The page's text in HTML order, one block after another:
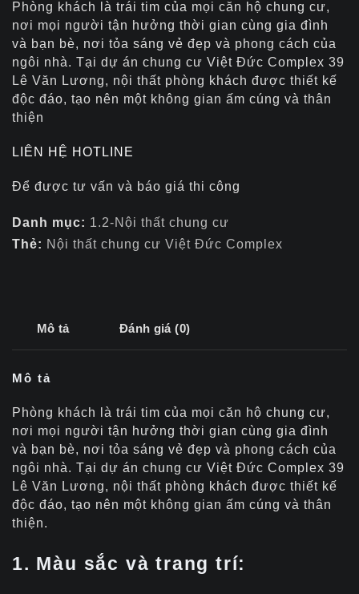
Phòng khách là trái tim của mọi căn hộ chung cư,
nơi mọi người tận hưởng thời gian cùng gia đình
và bạn bè, nơi tỏa sáng vẻ đẹp và phong cách của
ngôi nhà. Tại dự án chung cư Việt Đức Complex 39
Lê Văn Lương, nội thất phòng khách được thiết kế
độc đáo, tạo nên một không gian ấm cúng và thân
thiện
LIÊN HỆ HOTLINE
Để được tư vấn và báo giá thi công
Danh mục: 1.2-Nội thất chung cư
Thẻ: Nội thất chung cư Việt Đức Complex
Mô tả Đánh giá (0)
Mô tả
Phòng khách là trái tim của mọi căn hộ chung cư,
nơi mọi người tận hưởng thời gian cùng gia đình
và bạn bè, nơi tỏa sáng vẻ đẹp và phong cách của
ngôi nhà. Tại dự án chung cư Việt Đức Complex 39
Lê Văn Lương, nội thất phòng khách được thiết kế
độc đáo, tạo nên một không gian ấm cúng và thân
thiện.
1. Màu sắc và trang trí: